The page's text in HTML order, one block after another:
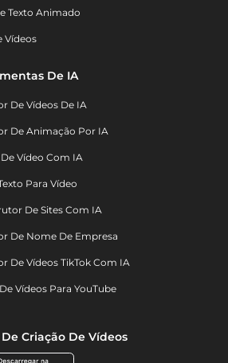
Texto Animado
Vídeos
De IA
De Vídeos De IA
De Animação Por IA
Vídeo Com IA
Para Vídeo
De Sites Com IA
De Nome De Empresa
De Vídeos TikTok Com IA
Vídeos Para YouTube
Criação De Vídeos